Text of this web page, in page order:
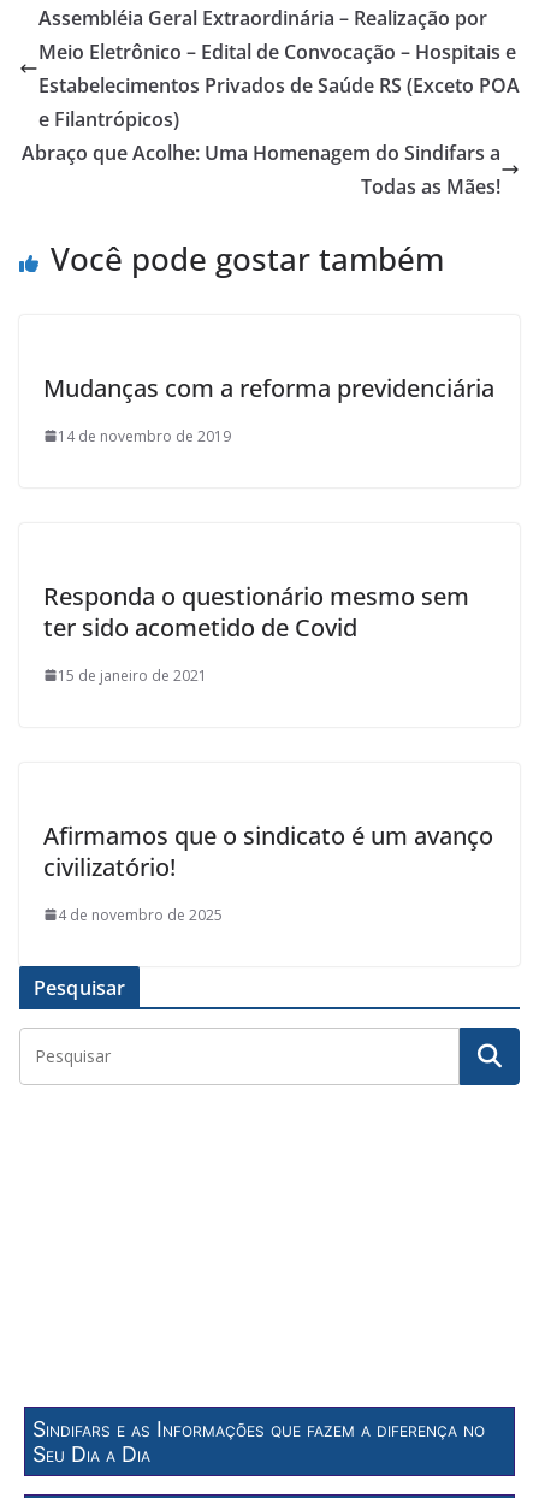
b
o
o
k
er e
Assembléia Geral Extraordinária – Realização por
Meio Eletrônico – Edital de Convocação – Hospitais e
Estabelecimentos Privados de Saúde RS (Exceto POA
e Filantrópicos)
Abraço que Acolhe: Uma Homenagem do Sindifars a
Todas as Mães!
Você pode gostar também
Mudanças com a reforma previdenciária
14 de novembro de 2019
Responda o questionário mesmo sem
ter sido acometido de Covid
15 de janeiro de 2021
Afirmamos que o sindicato é um avanço
civilizatório!
4 de novembro de 2025
Pesquisar
Sindifars e as Informações que fazem a diferença no
Seu Dia a Dia